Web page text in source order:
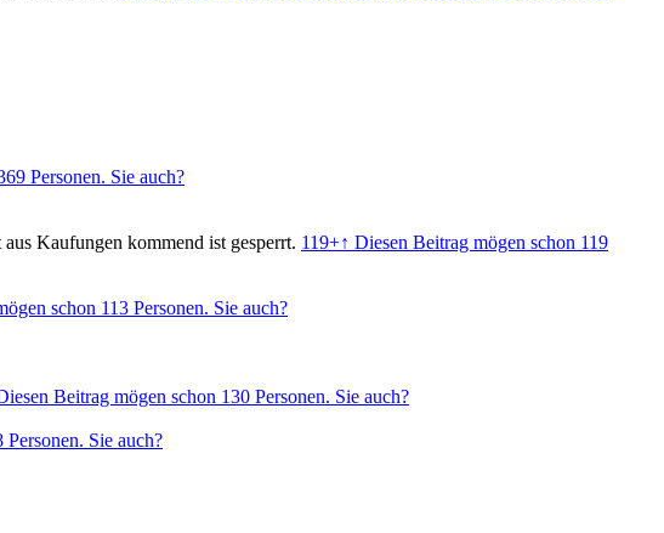
Personen. Sie auch?
Kaufungen kommend ist gesperrt. 119+↑ Diesen Beitrag mögen schon 119
schon 113 Personen. Sie auch?
Beitrag mögen schon 130 Personen. Sie auch?
Sie auch?